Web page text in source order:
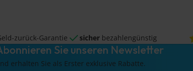
zurück-Garantie sicher bezahlengünstig
Sie unseren Newsletter
erhalten Sie als Erster exklusive Rabatte.